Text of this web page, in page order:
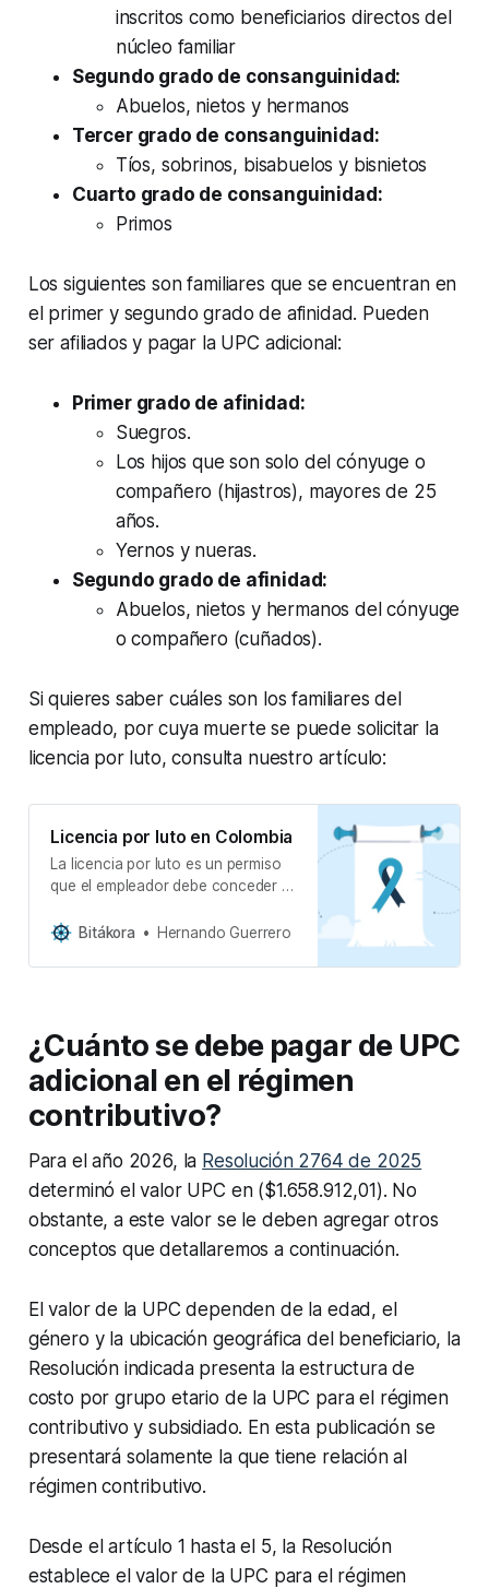
inscritos como beneficiarios directos del
núcleo familiar
Segundo grado de consanguinidad:
Abuelos, nietos y hermanos
Tercer grado de consanguinidad:
Tíos, sobrinos, bisabuelos y bisnietos
Cuarto grado de consanguinidad:
Primos
Los siguientes son familiares que se encuentran en
el primer y segundo grado de afinidad. Pueden
ser afiliados y pagar la UPC adicional:
Primer grado de afinidad:
Suegros.
Los hijos que son solo del cónyuge o
compañero (hijastros), mayores de 25
años.
Yernos y nueras.
Segundo grado de afinidad:
Abuelos, nietos y hermanos del cónyuge
o compañero (cuñados).
Si quieres saber cuáles son los familiares del
empleado, por cuya muerte se puede solicitar la
licencia por luto, consulta nuestro artículo:
Licencia por luto en Colombia
La licencia por luto es un permiso
que el empleador debe conceder al
de un familiar. ¡Descubre las
frecuentes!
Bitákora Hernando Guerrero
¿Cuánto se debe pagar de UPC
adicional en el régimen
contributivo?
Para el año 2026, la Resolución 2764 de 2025
determinó el valor UPC en ($1.658.912,01). No
obstante, a este valor se le deben agregar otros
conceptos que detallaremos a continuación.
El valor de la UPC dependen de la edad, el
género y la ubicación geográfica del beneficiario, la
Resolución indicada presenta la estructura de
costo por grupo etario de la UPC para el régimen
contributivo y subsidiado. En esta publicación se
presentará solamente la que tiene relación al
régimen contributivo.
Desde el artículo 1 hasta el 5, la Resolución
establece el valor de la UPC para el régimen